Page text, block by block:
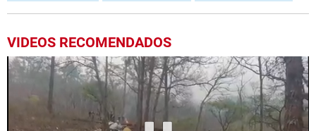
VIDEOS RECOMENDADOS